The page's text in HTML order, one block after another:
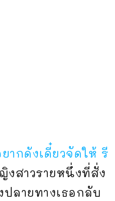
ากดังเดี๋ยวจัดให้ รี
งสาวรายหนึ่งที่สั่ง
ลายทางเธอกลับ